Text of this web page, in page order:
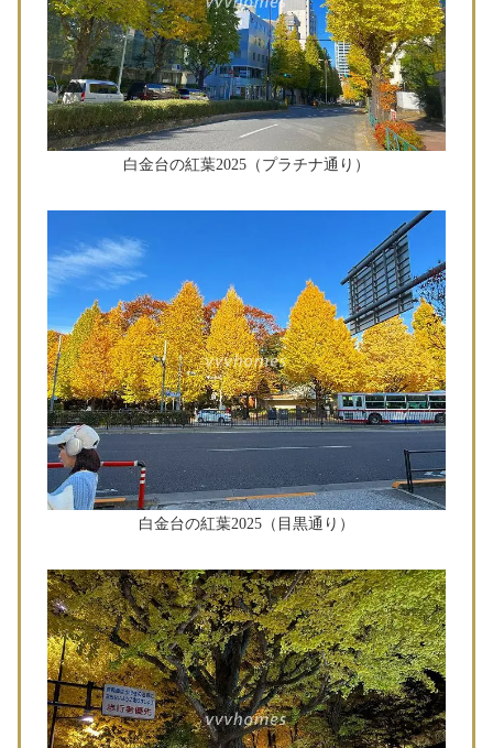
白金台の紅葉2025（プラチナ通り）
白金台の紅葉2025（目黒通り）